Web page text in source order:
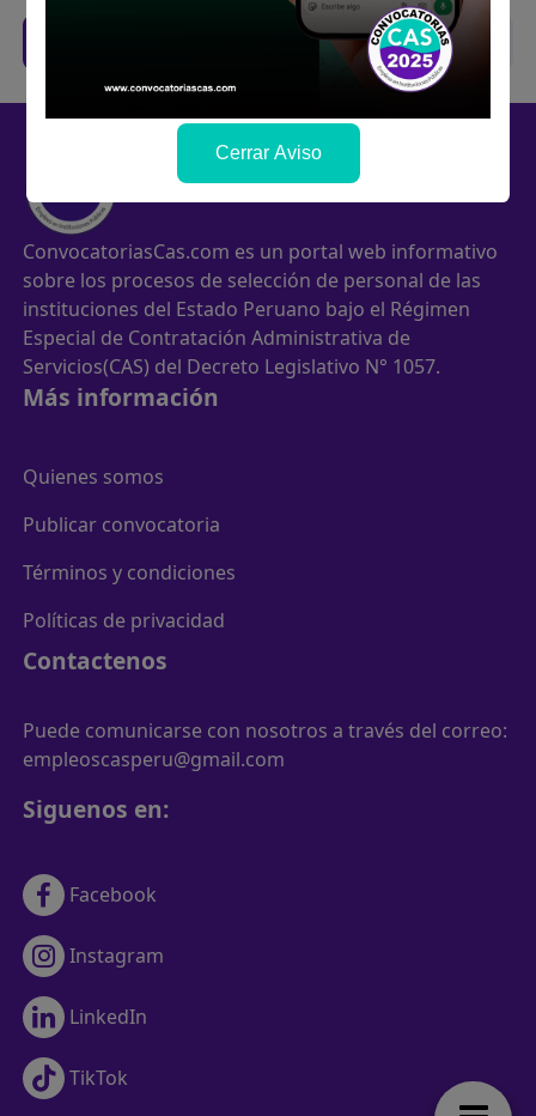
Trabajos CAS de anteriores concursos
ConvocatoriasCAS
ConvocatoriasCas.com es un portal web informativo
sobre los procesos de selección de personal de las
instituciones del Estado Peruano bajo el Régimen
Especial de Contratación Administrativa de
Servicios(CAS) del Decreto Legislativo N° 1057.
Más información
Quienes somos
Publicar convocatoria
Términos y condiciones
Políticas de privacidad
Contactenos
Puede comunicarse con nosotros a través del correo:
empleoscasperu@gmail.com
Siguenos en:
Facebook
Instagram
LinkedIn
TikTok
Cerrar Aviso